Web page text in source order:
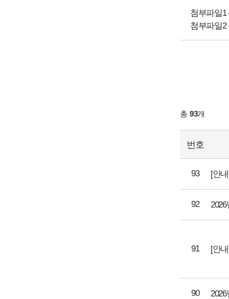
첨부파일1
첨부파일2
총 93개
번호
93 [안
92
91
90